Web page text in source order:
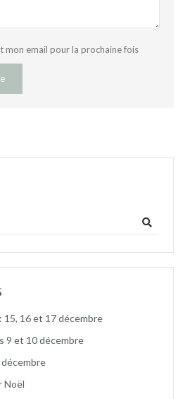
mon email pour la prochaine fois
15, 16 et 17 décembre
9 et 10 décembre
Noël